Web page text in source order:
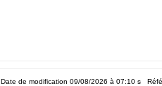
Date de modification 09/08/2026 à 07:10 s